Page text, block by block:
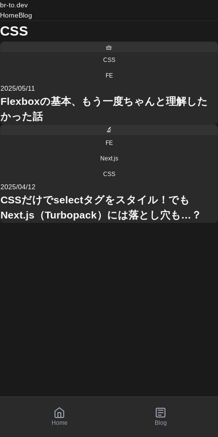
br-to.dev
HomeBlog
CSS
🧺
CSS
FE
2025/05/11
Flexboxの基本、もう一度ちゃんと理解した
かった話
🔬
FE
Next.js
CSS
2025/04/12
CSSだけでselectタグをスタイル！でも
Next.js（Turbopack）には落とし穴も…？
Home Blog